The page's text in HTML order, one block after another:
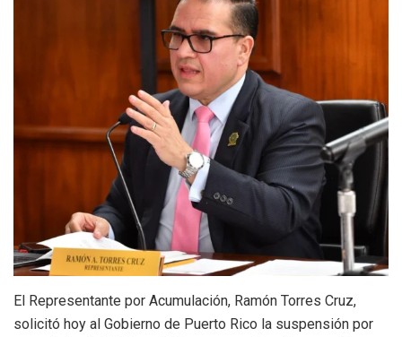
El Representante por Acumulación, Ramón Torres Cruz,
solicitó hoy al Gobierno de Puerto Rico la suspensión por